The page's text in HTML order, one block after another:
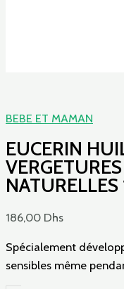
BEBE ET MAMAN
EUCERIN
186,00 Dhs
Spécialement
sensibles même